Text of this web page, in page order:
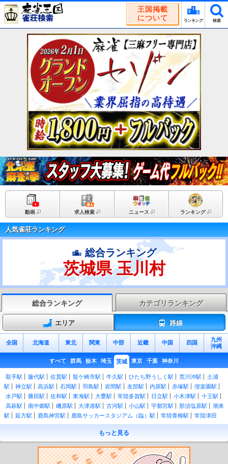
王国掲載
について
ランキング 検索
動画 求人検索 ニュース ランキング
人気雀荘ランキング
総合ランキング
茨城県 玉川村
総合ランキング カテゴリランキング
エリア 路線
全国 北海道 東北 関東 中部 近畿 中国 四国
九州
沖縄
すべて 群馬 栃木 埼玉 茨城 東京 千葉 神奈川
取手駅 藤代駅 佐貫駅 龍ケ崎市駅 牛久駅 ひたち野うしく駅 荒川沖駅
土浦
駅
神立駅 高浜駅 石岡駅 羽鳥駅 岩間駅 友部駅 内原駅 赤塚駅
偕楽園駅
水戸駅
勝田駅 佐和駅 東海駅 大甕駅 常陸多賀駅 日立駅 小木津駅
十王駅
高萩駅
南中郷駅 磯原駅 大津港駅 古河駅 小山駅 宇都宮駅 那須塩原駅
潮来
駅
延方駅 鹿島神宮駅 鹿島サッカースタジアム（臨）駅 常陸青柳駅
常陸津田
駅
後台駅 下菅谷駅 中菅谷駅 上菅谷駅 南酒出駅 額田駅 河合駅
谷河原駅
静駅 常陸大宮駅
駅
中舟生駅 下小川駅 西金駅 上小川駅 袋田駅 常陸大子駅 下野宮駅
小田林
東結城駅 川島駅 玉戸駅 下館駅 新治駅 大和駅 岩瀬駅
もっと見る